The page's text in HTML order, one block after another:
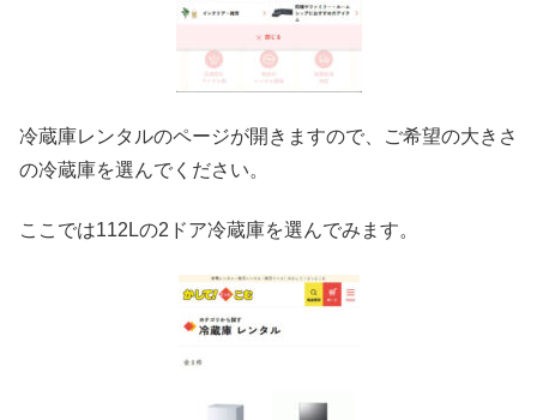
冷蔵庫レンタルのページが開きますので、ご希望の大きさ
の冷蔵庫を選んでください。
ここでは112Lの2ドア冷蔵庫を選んでみます。